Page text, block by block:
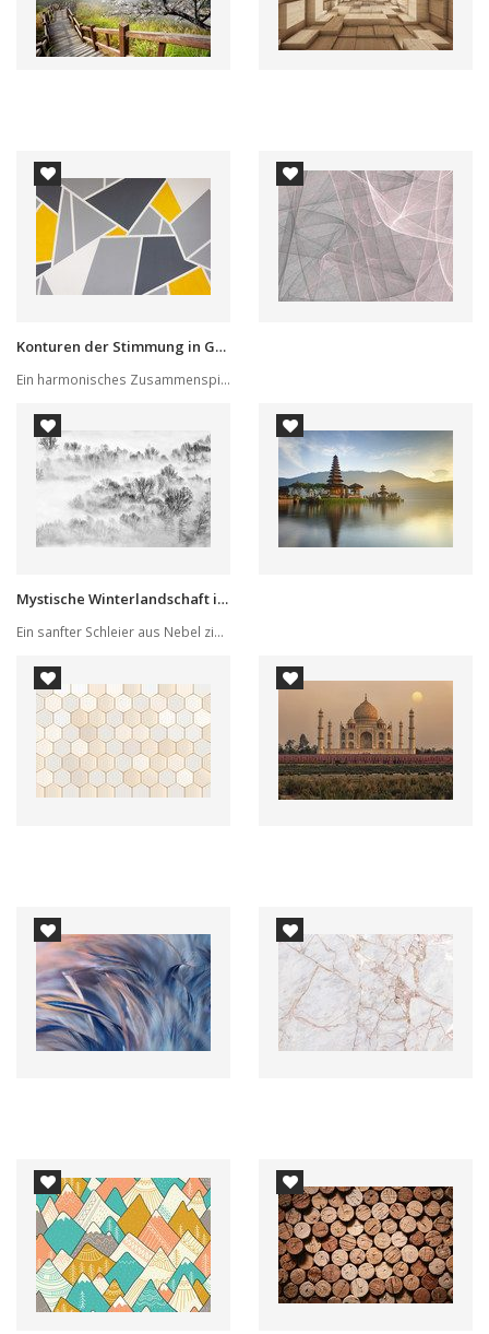
Konturen der Stimmung in Gelb und Grau
Ein harmonisches Zusammenspiel aus geometrische...
Mystische Winterlandschaft im Nebel
Ein sanfter Schleier aus Nebel zieht sich durch...